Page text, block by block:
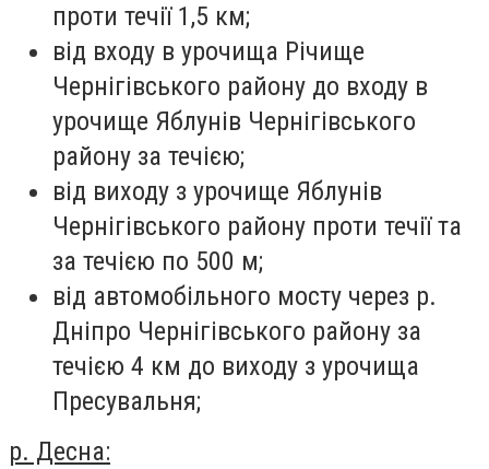
проти течії 1,5 км;
від входу в урочища Річище
Чернігівського району до входу в
урочище Яблунів Чернігівського
району за течією;
від виходу з урочище Яблунів
Чернігівського району проти течії та
за течією по 500 м;
від автомобільного мосту через р.
Дніпро Чернігівського району за
течією 4 км до виходу з урочища
Пресувальня;
р. Десна: